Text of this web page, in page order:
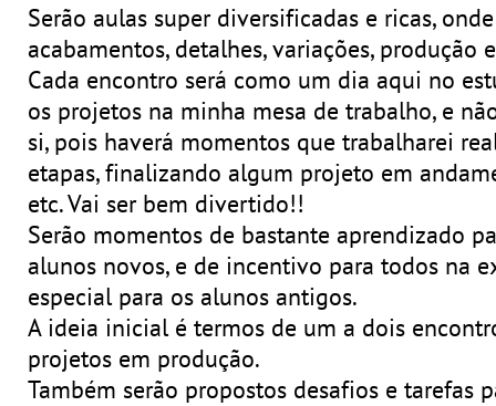
Serão aulas super diversificadas e ricas,
acabamentos, detalhes, variações, produção
Cada encontro será como um dia aqui no
os projetos na minha mesa de trabalho, e
si, pois haverá momentos que trabalharei
etapas, finalizando algum projeto em
etc. Vai ser bem divertido!!
Serão momentos de bastante aprendizado
alunos novos, e de incentivo para todos na
especial para os alunos antigos.
A ideia inicial é termos de um a dois
projetos em produção.
Também serão propostos desafios e tarefas